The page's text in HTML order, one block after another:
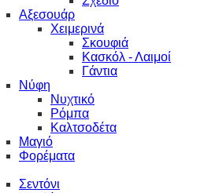
Αξεσουάρ
Χειμερινά
Σκουφιά
Κασκόλ - Λαιμοί
Γάντια
Νύφη
Νυχτικό
Ρόμπα
Καλτσοδέτα
Μαγιό
Φορέματα
Σεντόνι